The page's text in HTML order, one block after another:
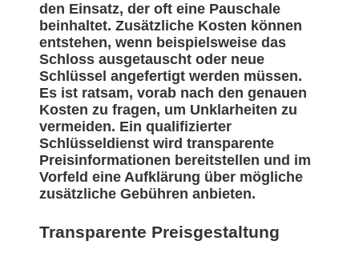
den Einsatz, der oft eine Pauschale
beinhaltet. Zusätzliche Kosten können
entstehen, wenn beispielsweise das
Schloss ausgetauscht oder neue
Schlüssel angefertigt werden müssen.
Es ist ratsam, vorab nach den genauen
Kosten zu fragen, um Unklarheiten zu
vermeiden. Ein qualifizierter
Schlüsseldienst wird transparente
Preisinformationen bereitstellen und im
Vorfeld eine Aufklärung über mögliche
zusätzliche Gebühren anbieten.
Transparente Preisgestaltung